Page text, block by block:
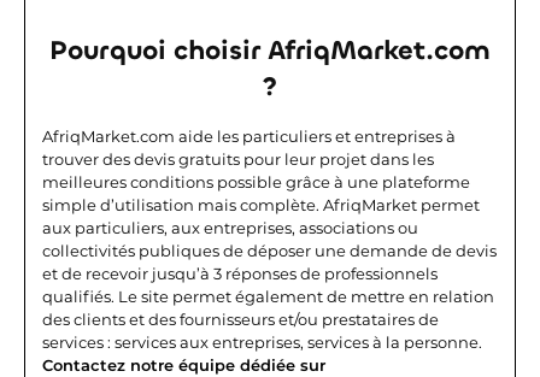
Pourquoi choisir AfriqMarket.com
?
AfriqMarket.com aide les particuliers et entreprises à
trouver des devis gratuits pour leur projet dans les
meilleures conditions possible grâce à une plateforme
simple d’utilisation mais complète. AfriqMarket permet
aux particuliers, aux entreprises, associations ou
collectivités publiques de déposer une demande de devis
et de recevoir jusqu’à 3 réponses de professionnels
qualifiés. Le site permet également de mettre en relation
des clients et des fournisseurs et/ou prestataires de
services : services aux entreprises, services à la personne.
Contactez notre équipe dédiée sur